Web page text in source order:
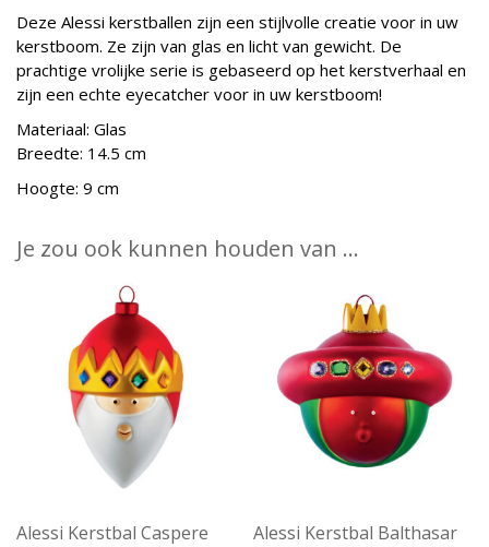
Deze Alessi kerstballen zijn een stijlvolle creatie voor in uw
kerstboom. Ze zijn van glas en licht van gewicht. De
prachtige vrolijke serie is gebaseerd op het kerstverhaal en
zijn een echte eyecatcher voor in uw kerstboom!
Materiaal: Glas
Breedte: 14.5 cm
Hoogte: 9 cm
Je zou ook kunnen houden van …
Alessi Kerstbal Caspere Alessi Kerstbal Balthasar